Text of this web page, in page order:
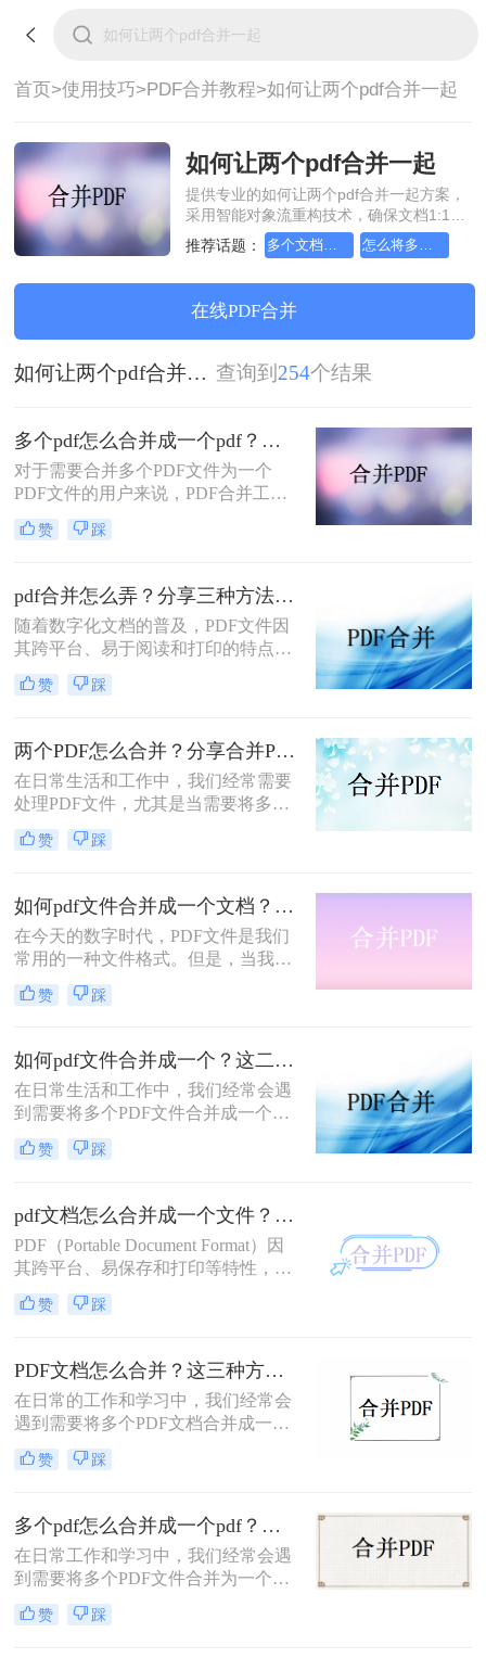
首页>使用技巧>PDF合并教程>如何让两个pdf合并一起
如何让两个pdf合并一起
提供专业的如何让两个pdf合并一起方案，
采用智能对象流重构技术，确保文档1:1高
保真还原且排版不乱码。支持一键批量处
理，全链路 SSL 加密保障隐私安全。助您
装，高效办公。
推荐话题： 多个文档怎么合并成一个PDF 怎么将多个pdf合并成一个
在线PDF合并
如何让两个pdf合并一起 查询到 254个结果
多个pdf怎么合并成一个pdf？这二种操作方法十分简单！
对于需要合并多个PDF文件为一个
PDF文件的用户来说，PDF合并工具
是非常有用的。无论是在学习、工作
还是日常生活中，我们常常会遇到需
况。那么多个PDF怎么合并成一个
PDF呢？本文将为大家介绍一些常用
的方法和工具，帮助大家轻松完成
PDF文件的合并。
赞 踩
pdf合并怎么弄？分享三种方法帮助你解决！
随着数字化文档的普及，PDF文件因
其跨平台、易于阅读和打印的特点，
成为了我们日常工作中不可或缺的一
部分。然而，当需要处理多个PDF文
更加方便。那么PDF合并怎么弄呢？
本文将为您详细介绍几种PDF合并的
方法，帮助您轻松完成PDF文件的合
并。
赞 踩
两个PDF怎么合并？分享合并PDF的三个方法！
​在日常生活和工作中，我们经常需要
处理PDF文件，尤其是当需要将多个
PDF文件合并为一个时。合并PDF文
件可以方便我们管理和分享信息，提
呢？本文将为您介绍几种简单易行的
方法，帮助您轻松合并两个PDF文
件。
赞 踩
如何pdf文件合并成一个文档？三种合并方法教会你！
在今天的数字时代，PDF文件是我们
常用的一种文件格式。但是，当我们
需要将多个PDF文件合并成一个文档
时，很多人不知道该怎么做。本文将
文档的方法，让您轻松应对这个问
题。
赞 踩
如何pdf文件合并成一个？这二种操作方法十分简单！
在日常生活和工作中，我们经常会遇
到需要将多个PDF文件合并成一个的
情况。这种需求在整理报告、收集资
料或准备演示文稿时尤为常见。合并
还能提高查阅效率。那么如何pdf文件
合并成一个呢？下面，我们将介绍几
种简单有效的方法，帮助您轻松地将
多个PDF文件合并成一个。
赞 踩
pdf文档怎么合并成一个文件？这二种操作方法十分简单！
PDF（Portable Document Format）因
其跨平台、易保存和打印等特性，成
为了文档传输和阅读的重要格式。在
日常工作中，我们经常需要将多个
阅和管理。那么pdf文档怎么合并成一
个文件呢？以下，我将为您介绍两种
常用的PDF合并方法。
赞 踩
PDF文档怎么合并？这三种方法分享给你！
在日常的工作和学习中，我们经常会
遇到需要将多个PDF文档合并成一个
的情况。这种需求在整理报告、收集
资料或准备演示文稿时尤为常见。那
将介绍三种高效的方法，帮助您轻松
地将多个PDF文档合并成一个。
赞 踩
多个pdf怎么合并成一个pdf？分享简单易操作的三种方法！
在日常工作和学习中，我们经常会遇
到需要将多个PDF文件合并为一个的
情况。例如，你可能需要将多个章节
的PDF文件合并为一个完整的书籍，
赞 踩